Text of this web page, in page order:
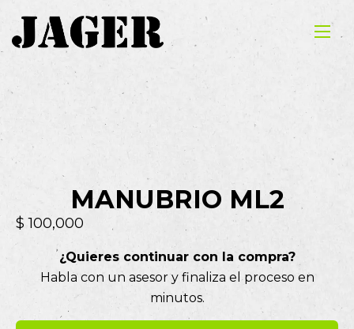
MANUBRIO ML2
$100,000
¿Quieres continuar con la compra?
Habla con un asesor y finaliza el proceso en
minutos.